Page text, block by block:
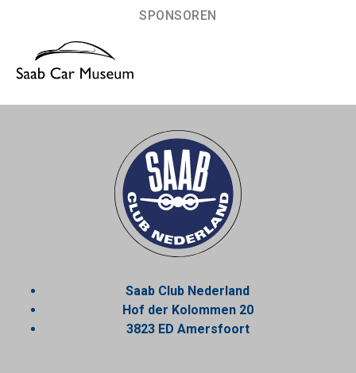
SPONSOREN
Saab Club Nederland
Hof der Kolommen 20
3823 ED Amersfoort